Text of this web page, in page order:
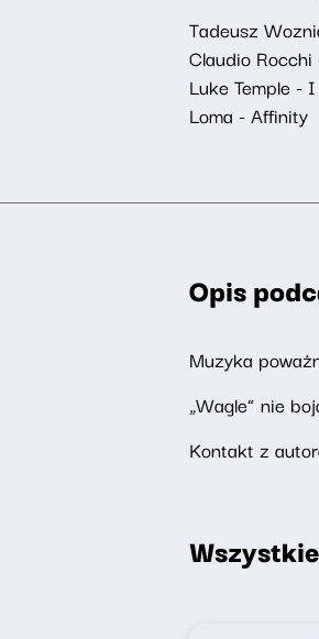
Tadeusz
Claudio
Luke Temple -
Loma - Affinity
Opis
Muzyka
„Wagle” nie
Kontakt z